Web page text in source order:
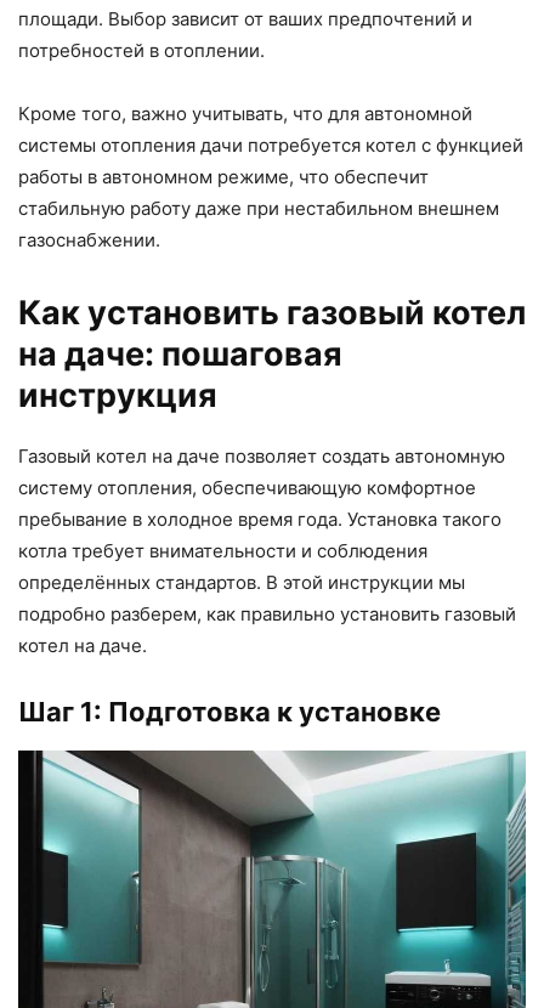
площади. Выбор зависит от ваших предпочтений и
потребностей в отоплении.
Кроме того, важно учитывать, что для автономной
системы отопления дачи потребуется котел с функцией
работы в автономном режиме, что обеспечит
стабильную работу даже при нестабильном внешнем
газоснабжении.
Как установить газовый котел
на даче: пошаговая
инструкция
Газовый котел на даче позволяет создать автономную
систему отопления, обеспечивающую комфортное
пребывание в холодное время года. Установка такого
котла требует внимательности и соблюдения
определённых стандартов. В этой инструкции мы
подробно разберем, как правильно установить газовый
котел на даче.
Шаг 1: Подготовка к установке